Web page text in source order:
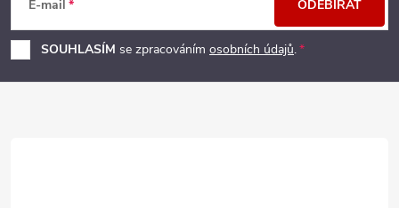
p
a
E-mail
SOUHLASÍM se zpracováním osobních údajů.
ODEBÍRAT